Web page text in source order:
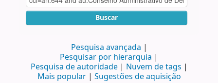
Buscar
Pesquisa avançada
Pesquisar por hierarquia
Pesquisa de autoridade
Nuvem de tags
Mais popular
Sugestões de aquisição